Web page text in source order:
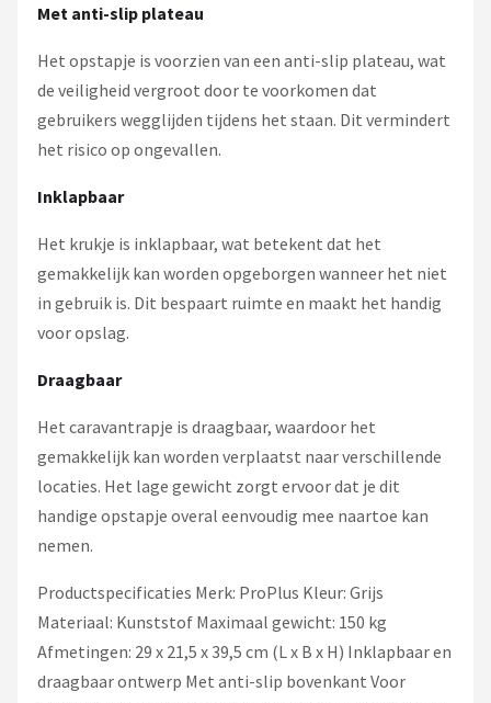
Met anti-slip plateau
Het opstapje is voorzien van een anti-slip plateau, wat
de veiligheid vergroot door te voorkomen dat
gebruikers wegglijden tijdens het staan. Dit vermindert
het risico op ongevallen.
Inklapbaar
Het krukje is inklapbaar, wat betekent dat het
gemakkelijk kan worden opgeborgen wanneer het niet
in gebruik is. Dit bespaart ruimte en maakt het handig
voor opslag.
Draagbaar
Het caravantrapje is draagbaar, waardoor het
gemakkelijk kan worden verplaatst naar verschillende
locaties. Het lage gewicht zorgt ervoor dat je dit
handige opstapje overal eenvoudig mee naartoe kan
nemen.
Productspecificaties Merk: ProPlus Kleur: Grijs
Materiaal: Kunststof Maximaal gewicht: 150 kg
Afmetingen: 29 x 21,5 x 39,5 cm (L x B x H) Inklapbaar en
draagbaar ontwerp Met anti-slip bovenkant Voor